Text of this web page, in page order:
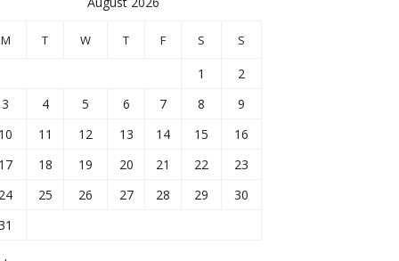
M T W T F S S
1
2
3
4 5 6 7 8
9
11 12 13 14 15
16
18 19 20 21 22
23
25 26 27 28 29
30